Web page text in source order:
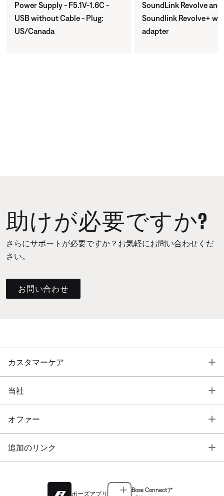
Power Supply - F5.1V-1.6C -
USB without Cable - Plug:
US/Canada
SoundLink Revolve and
Soundlink Revolve+
adapter
助けが必要ですか?
さらにサポートが必要ですか？お気軽にお問い合わせくだ
さい。
お問い合わせ
カスタマーケア
当社
オファー
追加のリンク
ボーズアプリ
Bose Connectア